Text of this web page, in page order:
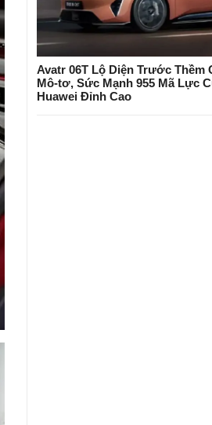
Avatr 06T Lộ Diện Trước Thềm
Mô-tơ, Sức Mạnh 955 Mã Lực
Huawei Đỉnh Cao